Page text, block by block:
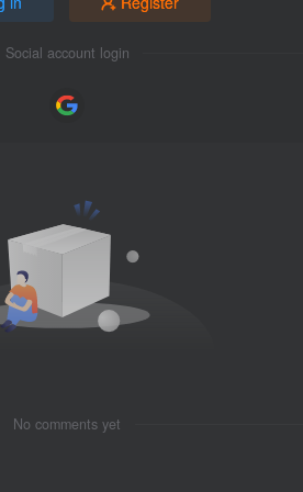
Social account login
No comments yet